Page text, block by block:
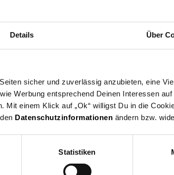
Details Über
sicher und zuverlässig anzubieten, eine
Werbung entsprechend Deinen Interessen auf
einem Klick auf „Ok“ willigst Du in die
Datenschutzinformationen ändern bzw.
Statistiken